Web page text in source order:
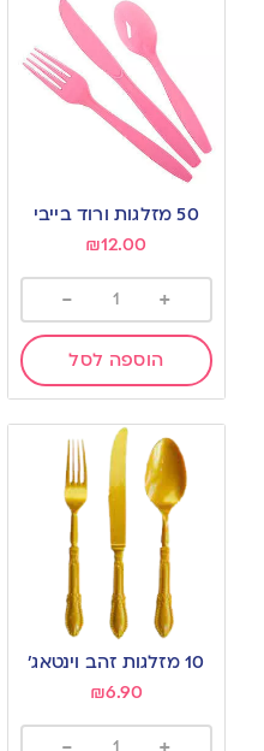
50 מזלגות ורוד בייבי
₪12.00
+
-
הוספה לסל
10 מזלגות זהב וינטאג’
₪6.90